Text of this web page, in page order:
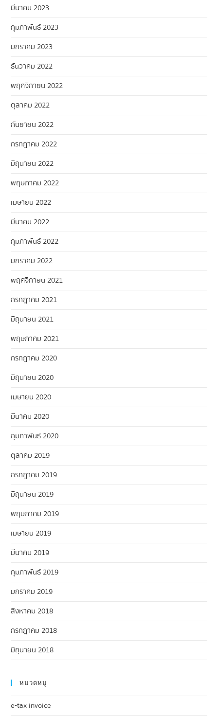
มีนาคม 2023
กุมภาพันธ์ 2023
มกราคม 2023
ธันวาคม 2022
พฤศจิกายน 2022
ตุลาคม 2022
กันยายน 2022
กรกฎาคม 2022
มิถุนายน 2022
พฤษภาคม 2022
เมษายน 2022
มีนาคม 2022
กุมภาพันธ์ 2022
มกราคม 2022
พฤศจิกายน 2021
กรกฎาคม 2021
มิถุนายน 2021
พฤษภาคม 2021
กรกฎาคม 2020
มิถุนายน 2020
เมษายน 2020
มีนาคม 2020
กุมภาพันธ์ 2020
ตุลาคม 2019
กรกฎาคม 2019
มิถุนายน 2019
พฤษภาคม 2019
เมษายน 2019
มีนาคม 2019
กุมภาพันธ์ 2019
มกราคม 2019
สิงหาคม 2018
กรกฎาคม 2018
มิถุนายน 2018
หมวดหมู่
e-tax invoice